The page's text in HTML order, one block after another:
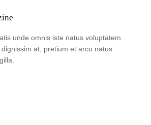
unde omnis iste natus voluptatem
at, pretium et arcu natus